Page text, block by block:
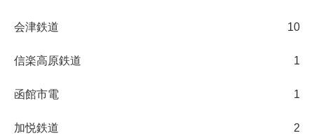
会津鉄道 10
信楽高原鉄道 1
函館市電 1
加悦鉄道 2